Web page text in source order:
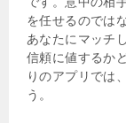
を任せるのでは
あなたにマッチ
信頼に値するか
りのアプリでは
う。